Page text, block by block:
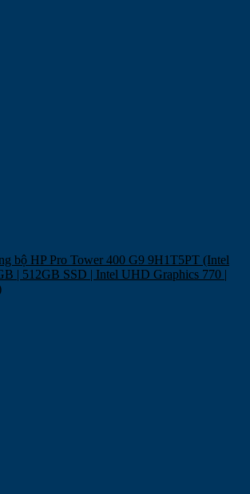
bộ HP Pro Tower 400 G9 9H1T5PT (Intel
| 512GB SSD | Intel UHD Graphics 770 |